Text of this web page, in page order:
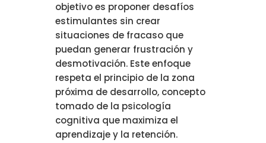
objetivo es proponer desafíos
estimulantes sin crear
situaciones de fracaso que
puedan generar frustración y
desmotivación. Este enfoque
respeta el principio de la zona
próxima de desarrollo, concepto
tomado de la psicología
cognitiva que maximiza el
aprendizaje y la retención.